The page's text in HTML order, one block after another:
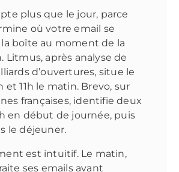
plus que le jour, parce
où votre email se
boîte au moment de la
Litmus, après analyse de
d’ouvertures, situe le
et 11h le matin. Brevo, sur
françaises, identifie deux
en début de journée, puis
le déjeuner.
est intuitif. Le matin,
ses emails avant